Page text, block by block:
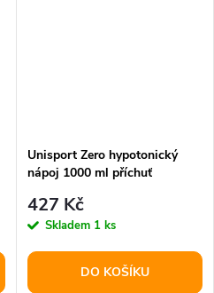
Unisport Zero hypotonický
nápoj 1000 ml příchuť
427 Kč
Skladem 1 ks
DO KOŠÍKU